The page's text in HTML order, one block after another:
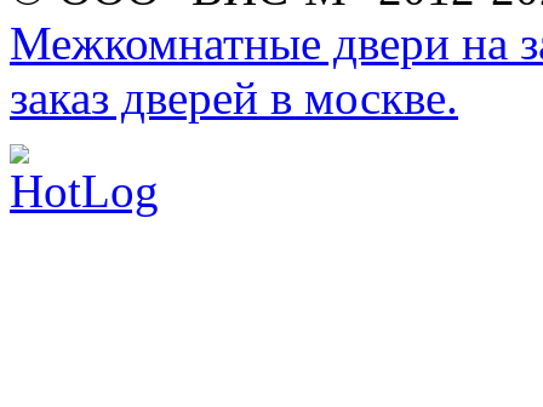
Межкомнатные двери на
заказ дверей в москве.